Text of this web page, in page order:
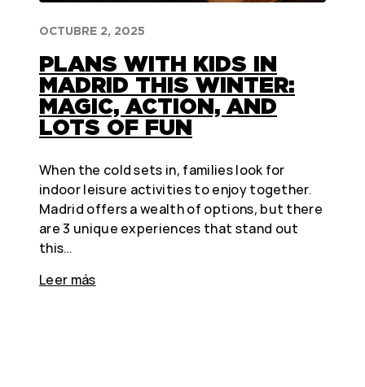
OCTUBRE 2, 2025
PLANS WITH KIDS IN
MADRID THIS WINTER:
MAGIC, ACTION, AND
LOTS OF FUN
When the cold sets in, families look for
indoor leisure activities to enjoy together.
Madrid offers a wealth of options, but there
are 3 unique experiences that stand out
this…
Leer más